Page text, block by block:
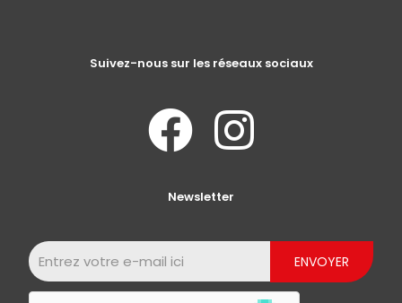
Suivez-nous sur les réseaux sociaux
Newsletter